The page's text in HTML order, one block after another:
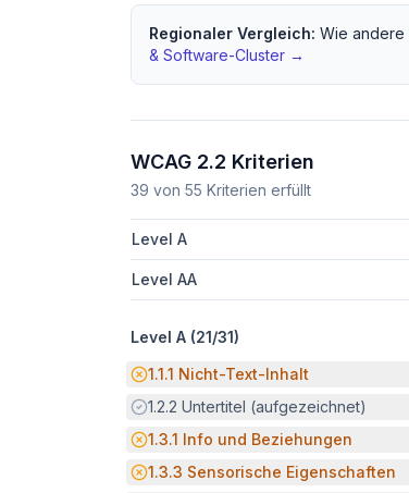
Regionaler Vergleich: Wie andere
& Software-Cluster →
WCAG 2.2 Kriterien
39 von 55 Kriterien erfüllt
Level A
Level AA
Level A (21/31)
Potenzielle Barriere:
1.1.1 Nicht-Text-Inhalt
Erfüllt:
1.2.2 Untertitel (aufgezeichnet)
Potenzielle Barriere:
1.3.1 Info und Beziehungen
Potenzielle Barriere:
1.3.3 Sensorische Eigenschaften